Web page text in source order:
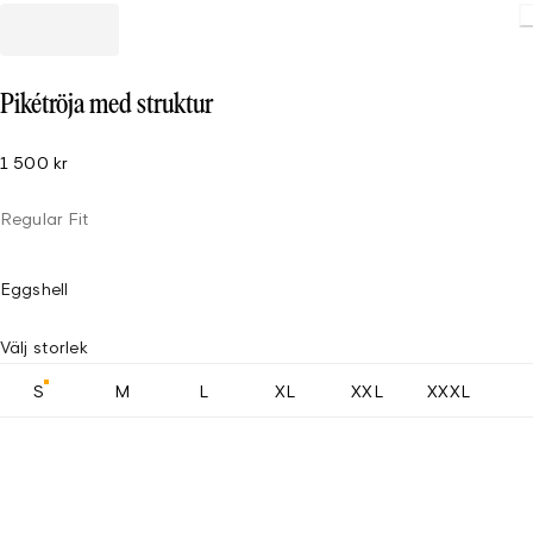
Pikétröja med struktur
1 500 kr
Regular Fit
Eggshell
Välj storlek
S M L XL XXL XXXL